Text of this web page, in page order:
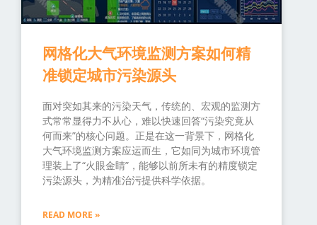
网格化大气环境监测方案如何精
准锁定城市污染源头
面对突如其来的污染天气，传统的、宏观的监测方
式常常显得力不从心，难以快速回答“污染究竟从
何而来”的核心问题。正是在这一背景下，网格化
大气环境监测方案应运而生，它如同为城市环境管
理装上了“火眼金睛”，能够以前所未有的精度锁定
污染源头，为精准治污提供科学依据。
READ MORE »